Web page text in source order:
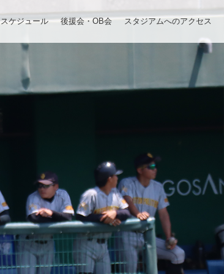
スケジュール 後援会・OB会 スタジアムへのアクセス